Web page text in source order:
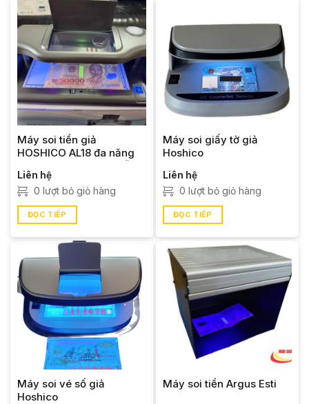
Máy soi tiền giả
HOSHICO AL18 đa năng
phí
Liên hệ
0 lượt bỏ giỏ hàng
ĐỌC TIẾP
Máy soi giấy tờ giả
Hoshico
Liên hệ
0 lượt bỏ giỏ hàng
ĐỌC TIẾP
Máy soi vé số giả
Hoshico
Máy soi tiền Argus Esti